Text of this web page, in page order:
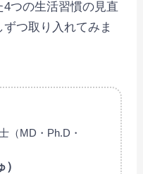
つの生活習慣の見直
つ取り入れてみま
（MD・Ph.D・